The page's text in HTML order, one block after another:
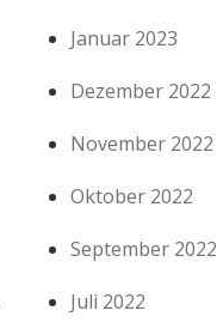
Januar 2023
Dezember 2022
November 2022
Oktober 2022
September 2022
Juli 2022